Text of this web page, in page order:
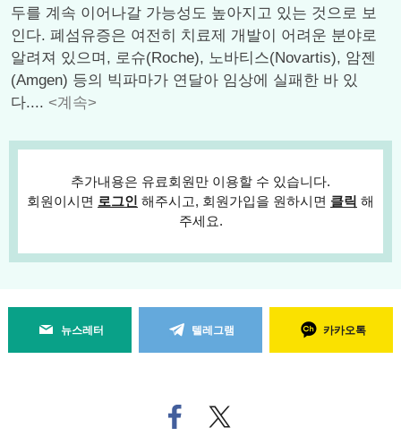
두를 계속 이어나갈 가능성도 높아지고 있는 것으로 보
인다. 폐섬유증은 여전히 치료제 개발이 어려운 분야로
알려져 있으며, 로슈(Roche), 노바티스(Novartis), 암젠
(Amgen) 등의 빅파마가 연달아 임상에 실패한 바 있
다.... <계속>
추가내용은 유료회원만 이용할 수 있습니다.
회원이시면 로그인 해주시고, 회원가입을 원하시면 클릭 해
주세요.
뉴스레터 텔레그램 카카오톡
페
이
트위
터로